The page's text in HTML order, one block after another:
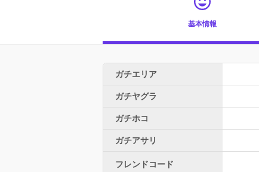
基本情報
ガチエリア
ガチヤグラ
ガチホコ
ガチアサリ
フレンドコード